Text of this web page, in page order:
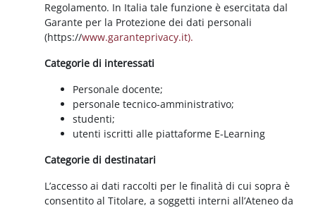
Regolamento. In Italia tale funzione è esercitata dal
Garante per la Protezione dei dati personali
(https://www.garanteprivacy.it).
Categorie di interessati
Personale docente;
personale tecnico-amministrativo;
studenti;
utenti iscritti alle piattaforme E-Learning
Categorie di destinatari
L’accesso ai dati raccolti per le finalità di cui sopra è
consentito al Titolare, a soggetti interni all’Ateneo da